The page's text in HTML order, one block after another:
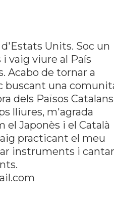
Units. Soc un
vaig viure al Paí­s
Acabo de tornar a
buscant una
dels Països
lliures, m'agrada
Japonès i el Català
practicant el meu
instruments i